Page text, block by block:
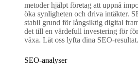
metoder hjälpt företag att uppnå
öka synligheten och driva intäkter.
stabil grund för långsiktig digital
det till en värdefull investering för
växa. Låt oss lyfta dina SEO-resultat.
SEO-analyser